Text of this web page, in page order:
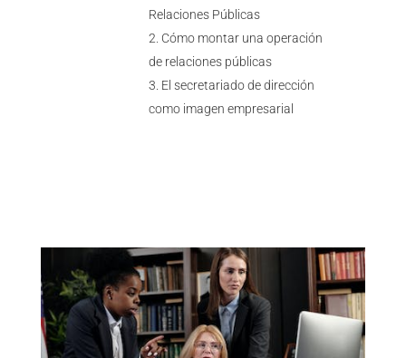
Relaciones Públicas
Cómo montar una operación
de relaciones públicas
El secretariado de dirección
como imagen empresarial